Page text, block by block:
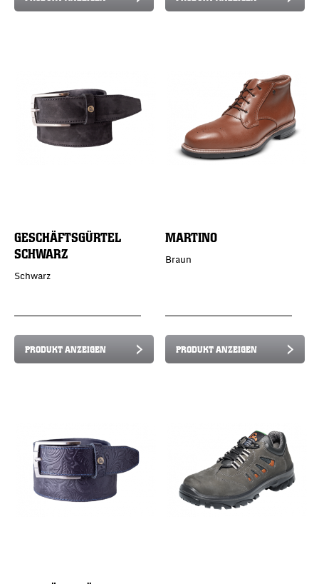
GESCHÄFTSGÜRTEL
SCHWARZ
Schwarz
PRODUKT ANZEIGEN
MARTINO
Braun
PRODUKT ANZEIGEN